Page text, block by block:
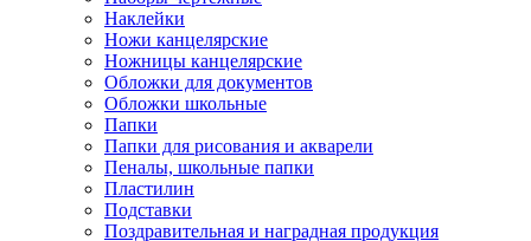
Наклейки
Ножи канцелярские
Ножницы канцелярские
Обложки для документов
Обложки школьные
Папки
Папки для рисования и акварели
Пеналы, школьные папки
Пластилин
Подставки
Поздравительная и наградная продукция